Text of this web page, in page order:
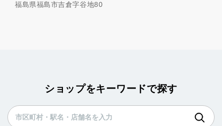
福島県福島市吉倉字谷地80
ショップをキーワードで探す